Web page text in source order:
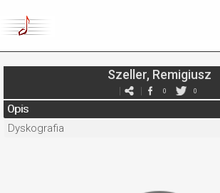
Szeller, Remigiusz
0 0
Opis
Dyskografia